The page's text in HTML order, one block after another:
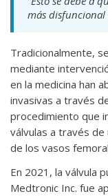
más disfuncional
Tradicionalmente,
mediante
en la medicina han
invasivas a través
procedimiento que
válvulas a través
de los vasos
En 2021, la válvula
Medtronic Inc. fue